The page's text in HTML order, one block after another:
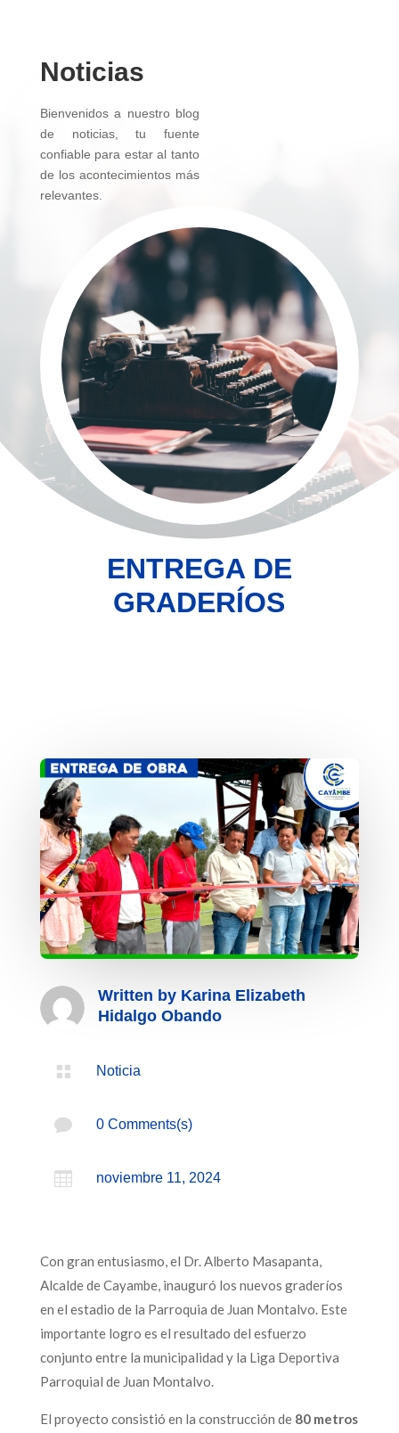
Noticias
Bienvenidos a nuestro blog
de noticias, tu fuente
confiable para estar al tanto
de los acontecimientos más
relevantes.
ENTREGA DE
GRADERÍOS
Written by Karina Elizabeth
Hidalgo Obando
 Noticia
 0 Comments(s)
 noviembre 11, 2024
Con gran entusiasmo, el Dr. Alberto Masapanta,
Alcalde de Cayambe, inauguró los nuevos graderíos
en el estadio de la Parroquia de Juan Montalvo. Este
importante logro es el resultado del esfuerzo
conjunto entre la municipalidad y la Liga Deportiva
Parroquial de Juan Montalvo.
El proyecto consistió en la construcción de 80 metros